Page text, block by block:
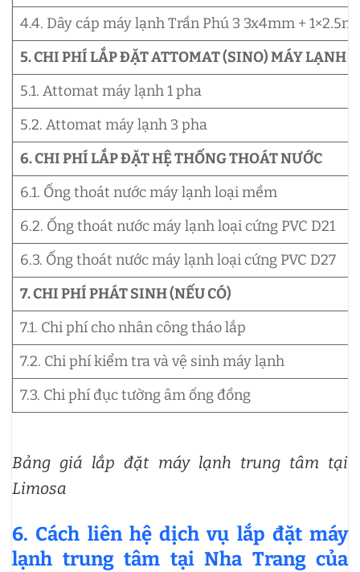
4.4. Dây cáp máy lạnh Trần Phú 3 3x4mm +
5. CHI PHÍ LẮP ĐẶT ATTOMAT (SINO) MÁY LẠNH
5.1. Attomat máy lạnh 1 pha
5.2. Attomat máy lạnh 3 pha
6. CHI PHÍ LẮP ĐẶT HỆ THỐNG THOÁT NƯỚC
6.1. Ống thoát nước máy lạnh loại mềm
6.2. Ống thoát nước máy lạnh loại cứng PVC D21
6.3. Ống thoát nước máy lạnh loại cứng PVC D27
7. CHI PHÍ PHÁT SINH (NẾU CÓ)
7.1. Chi phí cho nhân công tháo lắp
7.2. Chi phí kiểm tra và vệ sinh máy lạnh
7.3. Chi phí đục tường âm ống đồng
Bảng giá lắp đặt máy lạnh trung tâm tại
Limosa
6. Cách liên hệ dịch vụ lắp đặt máy
lạnh trung tâm tại Nha Trang của